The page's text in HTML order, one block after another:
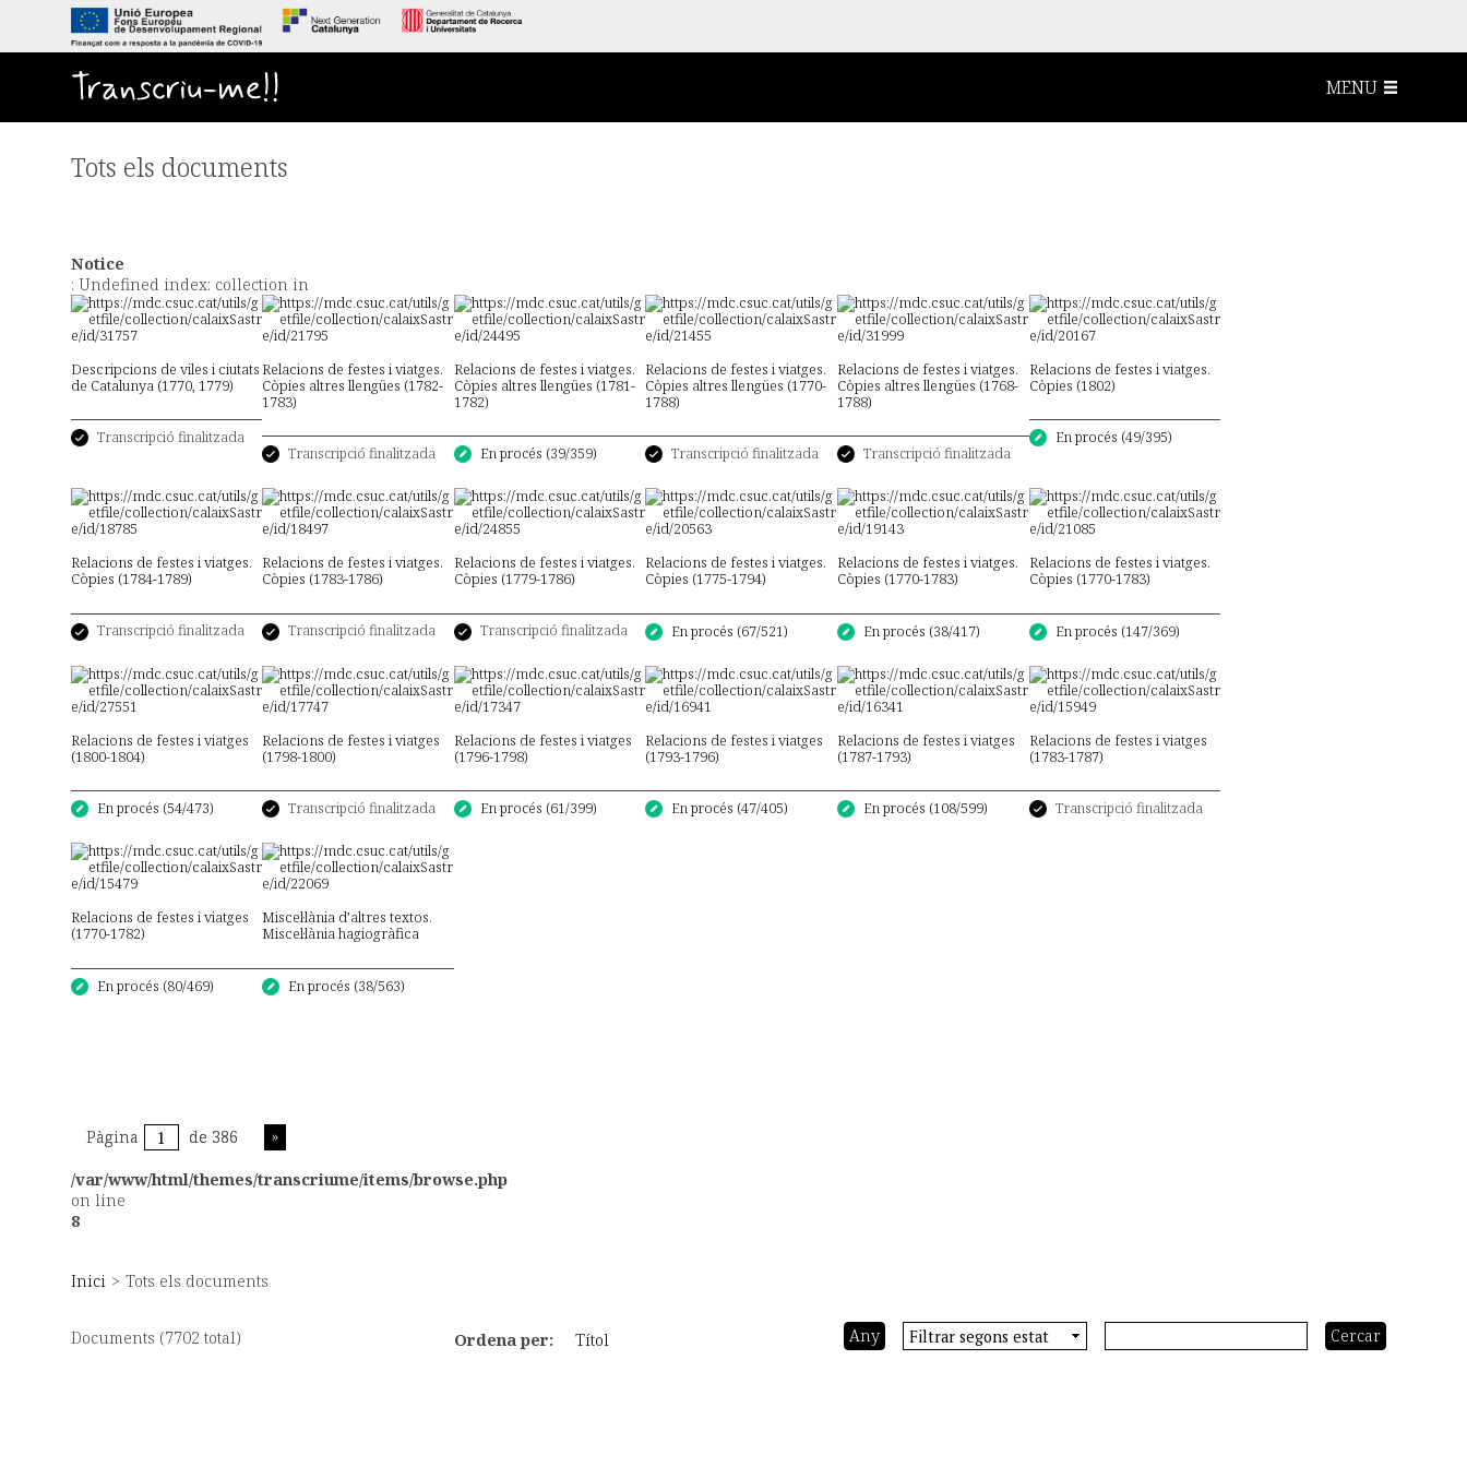
l
Transcriu-me!! MENU
Notice
: Undefined index: collection in
/var/www/html/themes/transcriume/items/browse.php
on line
8
Inici > Tots els documents
Tots els documents
Pàgina de 386
Documents (7702 total) Ordena per: Títol
Descripcions de viles i ciutats
de Catalunya (1770, 1779)
Transcripció finalitzada
Relacions de festes i viatges.
Còpies altres llengües (1782-
1783)
Transcripció finalitzada
Relacions de festes i viatges.
Còpies altres llengües (1781-
1782)
En procés (39/359)
Relacions de festes i viatges.
Còpies altres llengües (1770-
1788)
Transcripció finalitzada
Relacions de festes i viatges.
Còpies altres llengües (1768-
1788)
Transcripció finalitzada
Relacions de festes i viatges.
Còpies (1802)
En procés (49/395)
Relacions de festes i viatges.
Còpies (1784-1789)
Transcripció finalitzada
Relacions de festes i viatges.
Còpies (1783-1786)
Transcripció finalitzada
Relacions de festes i viatges.
Còpies (1779-1786)
Transcripció finalitzada
Relacions de festes i viatges.
Còpies (1775-1794)
En procés (67/521)
Relacions de festes i viatges.
Còpies (1770-1783)
En procés (38/417)
Relacions de festes i viatges.
Còpies (1770-1783)
En procés (147/369)
Relacions de festes i viatges
(1800-1804)
En procés (54/473)
Relacions de festes i viatges
(1798-1800)
Transcripció finalitzada
Relacions de festes i viatges
(1796-1798)
En procés (61/399)
Relacions de festes i viatges
(1793-1796)
En procés (47/405)
Relacions de festes i viatges
(1787-1793)
En procés (108/599)
Relacions de festes i viatges
(1783-1787)
Transcripció finalitzada
Relacions de festes i viatges
(1770-1782)
En procés (80/469)
Miscel·lània d’altres textos.
Miscel·lània hagiogràfica
En procés (38/563)
Pàgina de 386